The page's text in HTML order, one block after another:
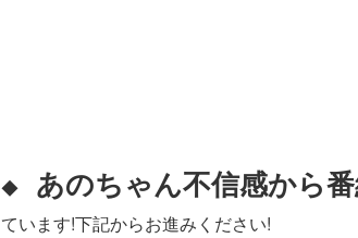
◆ あのちゃん不信感から
ています!下記からお進みください!